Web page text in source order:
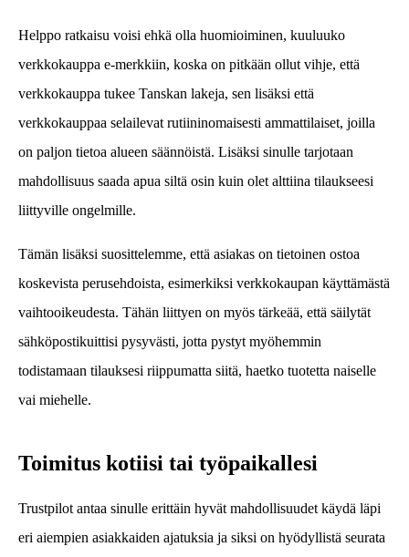
Helppo ratkaisu voisi ehkä olla huomioiminen, kuuluuko
verkkokauppa e-merkkiin, koska on pitkään ollut vihje, että
verkkokauppa tukee Tanskan lakeja, sen lisäksi että
verkkokauppaa selailevat rutiininomaisesti ammattilaiset, joilla
on paljon tietoa alueen säännöistä. Lisäksi sinulle tarjotaan
mahdollisuus saada apua siltä osin kuin olet alttiina tilaukseesi
liittyville ongelmille.
Tämän lisäksi suosittelemme, että asiakas on tietoinen ostoa
koskevista perusehdoista, esimerkiksi verkkokaupan käyttämästä
vaihtooikeudesta. Tähän liittyen on myös tärkeää, että säilytät
sähköpostikuittisi pysyvästi, jotta pystyt myöhemmin
todistamaan tilauksesi riippumatta siitä, haetko tuotetta naiselle
vai miehelle.
Toimitus kotiisi tai työpaikallesi
Trustpilot antaa sinulle erittäin hyvät mahdollisuudet käydä läpi
eri aiempien asiakkaiden ajatuksia ja siksi on hyödyllistä seurata